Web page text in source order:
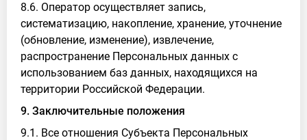
8.6. Оператор осуществляет запись,
систематизацию, накопление, хранение, уточнение
(обновление, изменение), извлечение,
распространение Персональных данных с
использованием баз данных, находящихся на
территории Российской Федерации.
9. Заключительные положения
9.1. Все отношения Субъекта Персональных